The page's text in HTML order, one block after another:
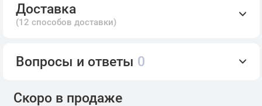
Доставка
(12 способов доставки)
Вопросы и ответы 0
Скоро в продаже